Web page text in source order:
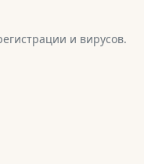
и вирусов.